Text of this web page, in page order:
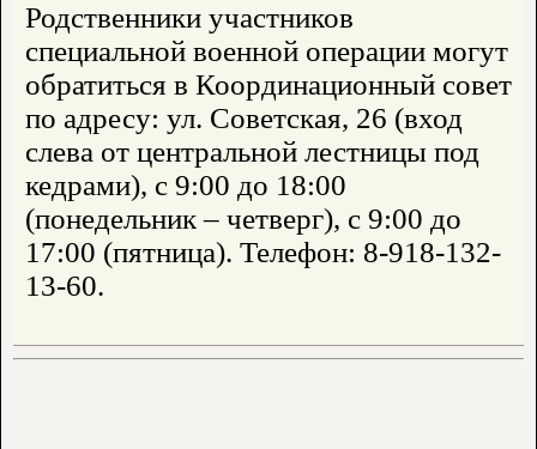
Родственники участников
специальной военной операции могут
обратиться в Координационный совет
по адресу: ул. Советская, 26 (вход
слева от центральной лестницы под
кедрами), с 9:00 до 18:00
(понедельник – четверг), с 9:00 до
17:00 (пятница). Телефон: 8-918-132-
13-60.